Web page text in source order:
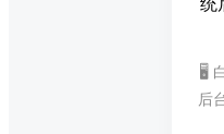
🖥️
后